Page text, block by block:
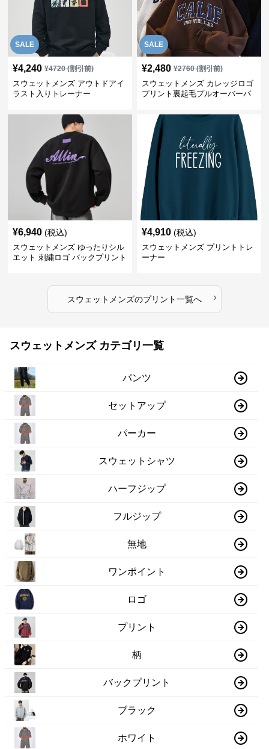
SALE
¥4,240 ¥4720(割引前)
スウェットメンズ アウトドアイ
ラスト入りトレーナー
SALE
¥2,480 ¥2760(割引前)
スウェットメンズ カレッジロゴ
プリント裏起毛プルオーバーパ
¥6,940 (税込)
スウェットメンズ ゆったりシル
エット 刺繍ロゴ バックプリント
¥4,910 (税込)
スウェットメンズ プリントトレ
ーナー
スウェットメンズのプリント一覧へ ›
スウェットメンズ カテゴリ一覧
パンツ
セットアップ
パーカー
スウェットシャツ
ハーフジップ
フルジップ
無地
ワンポイント
ロゴ
プリント
柄
バックプリント
ブラック
ホワイト